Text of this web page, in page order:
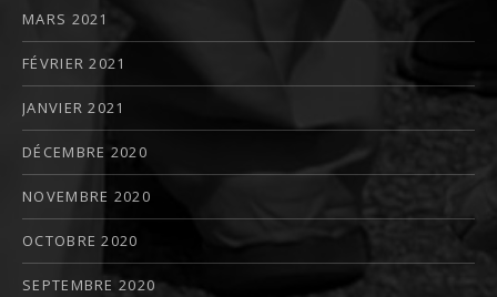
MARS 2021
FÉVRIER 2021
JANVIER 2021
DÉCEMBRE 2020
NOVEMBRE 2020
OCTOBRE 2020
SEPTEMBRE 2020